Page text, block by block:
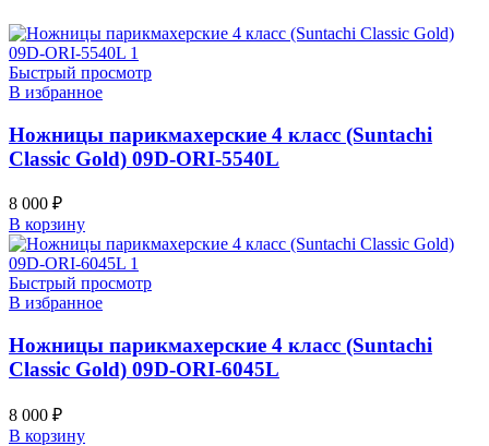
Быстрый просмотр
В избранное
Ножницы парикмахерские 4 класс (Suntachi
Classic Gold) 09D-ORI-5540L
8 000 ₽
В корзину
Быстрый просмотр
В избранное
Ножницы парикмахерские 4 класс (Suntachi
Classic Gold) 09D-ORI-6045L
8 000 ₽
В корзину